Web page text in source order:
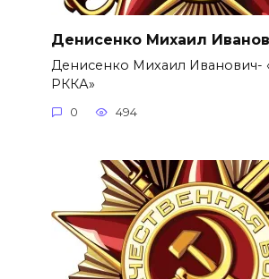
Денисенко Михаил
Денисенко Михаил Иванович-
РККА»
0 494